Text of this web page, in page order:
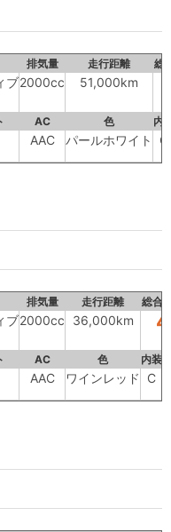
排気量 走行距離 総
ブ2000cc 51,000km
AC 色 内
AAC パールホワイト C
排気量 走行距離 総合
ブ2000cc 36,000km 4
AC 色 内装
AAC ワインレッド C